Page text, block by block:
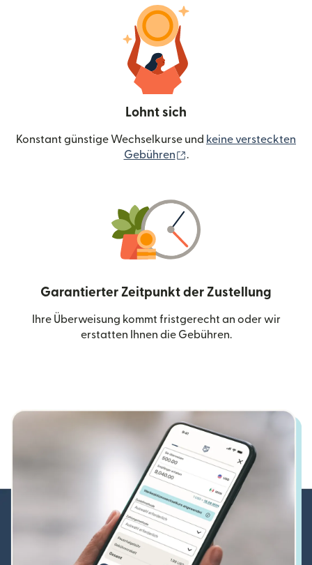
Lohnt sich
Konstant günstige Wechselkurse und keine versteckten
Gebühren
.
Garantierter Zeitpunkt der Zustellung
Ihre Überweisung kommt fristgerecht an oder wir
erstatten Ihnen die Gebühren.